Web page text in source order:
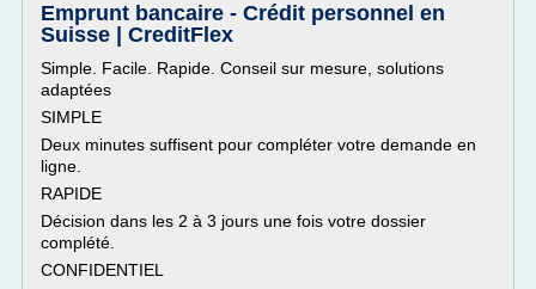
Emprunt bancaire - Crédit personnel en
Suisse | CreditFlex
Simple. Facile. Rapide. Conseil sur mesure, solutions
adaptées
SIMPLE
Deux minutes suffisent pour compléter votre demande en
ligne.
RAPIDE
Décision dans les 2 à 3 jours une fois votre dossier
complété.
CONFIDENTIEL